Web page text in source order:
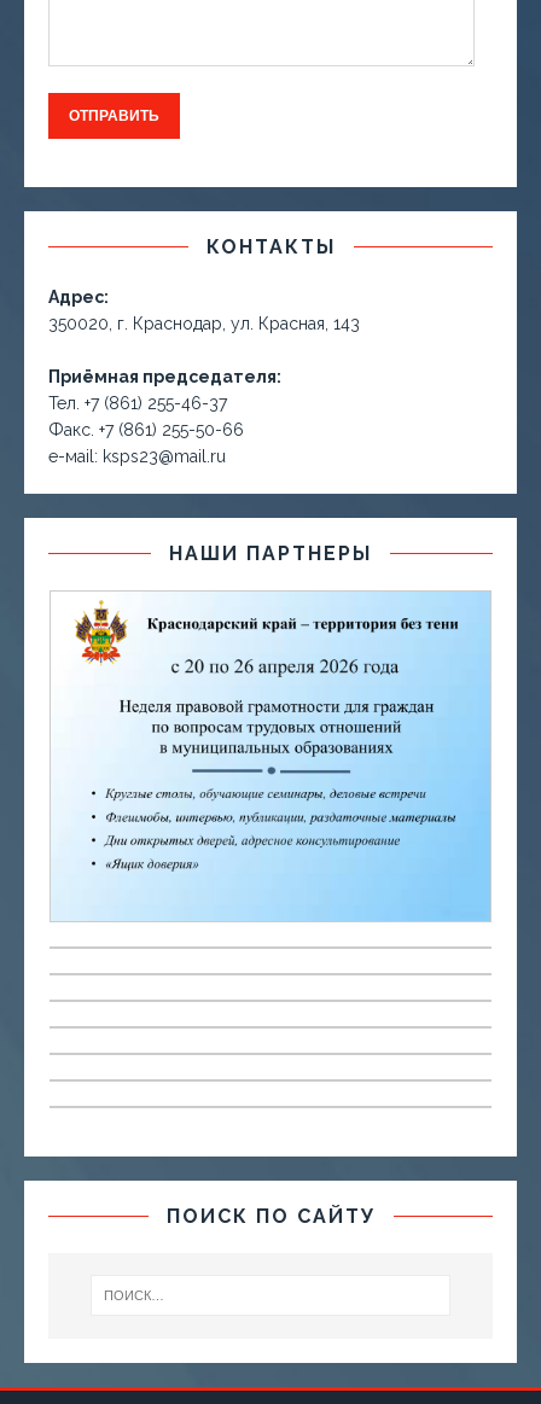
КОНТАКТЫ
Адрес:
350020, г. Краснодар, ул. Красная, 143
Приёмная председателя:
Тел. +7 (861) 255-46-37
Факс. +7 (861) 255-50-66
е-маil: ksps23@mail.ru
НАШИ ПАРТНЕРЫ
ПОИСК ПО САЙТУ